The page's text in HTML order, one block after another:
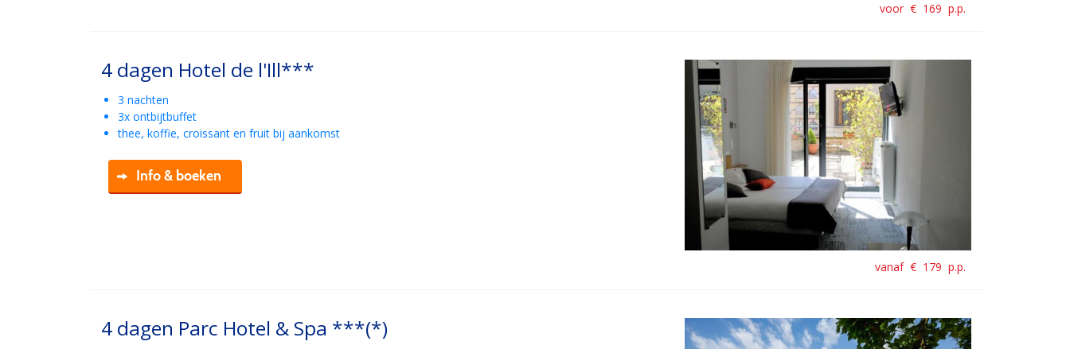
voor € 169 p.p.
vanaf € 179 p.p.
4 dagen Hotel de l'Ill***
3 nachten
3x ontbijtbuffet
thee, koffie, croissant en fruit bij aankomst
Info & boeken
4 dagen Parc Hotel & Spa ***(*)